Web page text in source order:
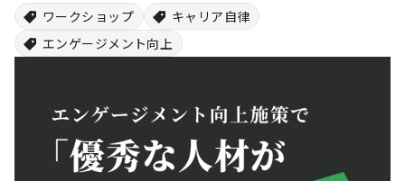
ワークショップ
キャリア自律
エンゲージメント向上